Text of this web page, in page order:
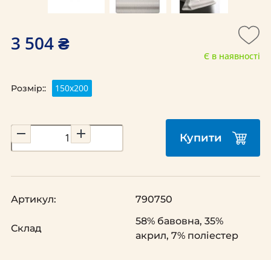
3 504 ₴
Є в наявності
Розмір:: 150х200
Купити
Артикул: 790750
Склад
58% бавовна, 35%
акрил, 7% поліестер